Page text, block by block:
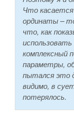
Что касается
ординаты –
что, как
комплексный
параметры,
пытался это
видимо, в
потерялось.